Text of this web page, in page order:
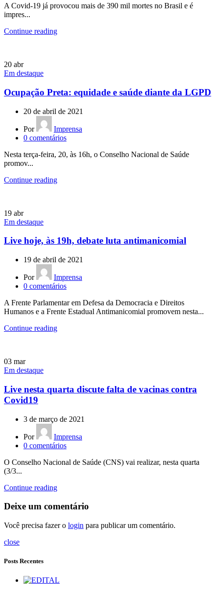
A Covid-19 já provocou mais de 390 mil mortes no Brasil e é
impres...
Continue reading
20 abr
Em destaque
Ocupação Preta: equidade e saúde diante da LGPD
20 de abril de 2021
Por
Imprensa
0 comentários
Nesta terça-feira, 20, às 16h, o Conselho Nacional de Saúde
promov...
Continue reading
19 abr
Em destaque
Live hoje, às 19h, debate luta antimanicomial
19 de abril de 2021
Por
Imprensa
0 comentários
A Frente Parlamentar em Defesa da Democracia e Direitos
Humanos e a Frente Estadual Antimanicomial promovem nesta...
Continue reading
03 mar
Em destaque
Live nesta quarta discute falta de vacinas contra
Covid19
3 de março de 2021
Por
Imprensa
0 comentários
O Conselho Nacional de Saúde (CNS) vai realizar, nesta quarta
(3/3...
Continue reading
Deixe um comentário
Você precisa fazer o login para publicar um comentário.
close
Posts Recentes